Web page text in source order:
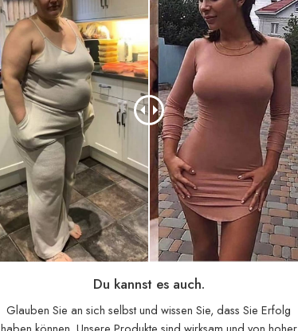
Du kannst es auch.
Glauben Sie an sich selbst und wissen Sie, dass Sie Erfolg